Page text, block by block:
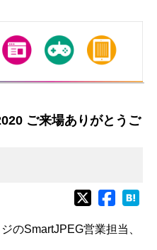
ご来場ありがとうご
のSmartJPEG営業担当、